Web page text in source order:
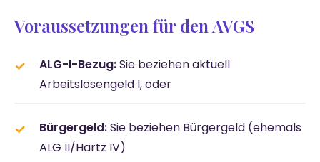
Voraussetzungen für den AVGS
ALG-I-Bezug:Sie beziehen aktuell
Arbeitslosengeld I, oder
Bürgergeld:Sie beziehen Bürgergeld (ehemals
ALG II/Hartz IV)